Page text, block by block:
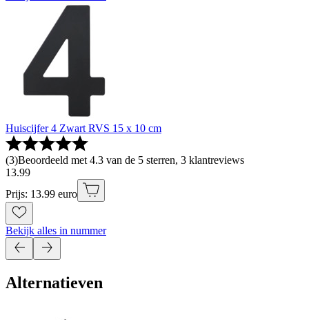
Huiscijfer 4 Zwart RVS 15 x 10 cm
(3)Beoordeeld met 4.3 van de 5 sterren, 3 klantreviews
13.99
Prijs: 13.99 euro
Bekijk alles in nummer
Alternatieven